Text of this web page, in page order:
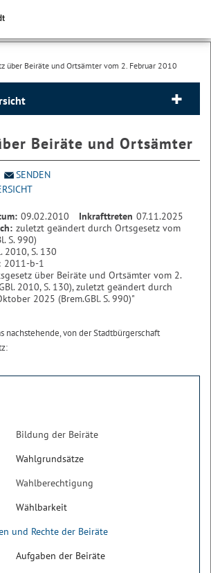
über Beiräte und Ortsämter vom 2. Februar 2010
Beiräte und Ortsämter
SENDEN
09.02.2010 Inkrafttreten 07.11.2025
zuletzt geändert durch Ortsgesetz vom
S. 990)
2010, S. 130
2011-b-1
über Beiräte und Ortsämter vom 2.
2010, S. 130), zuletzt geändert durch
2025 (Brem.GBl. S. 990)"
nachstehende, von der Stadtbürgerschaft
Bildung der Beiräte
Wahlgrundsätze
Wahlberechtigung
Wählbarkeit
und Rechte der Beiräte
Aufgaben der Beiräte